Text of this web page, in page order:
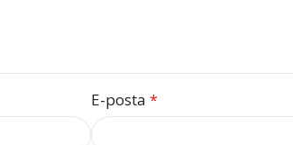
E-posta *